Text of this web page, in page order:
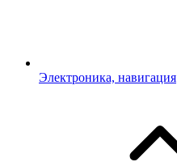
Электроника, навигация